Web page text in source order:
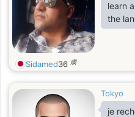
learn
the
Sidamed36 歳
Tokyo
je